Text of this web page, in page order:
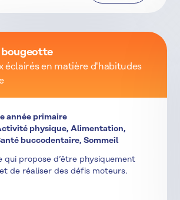
bougeotte
éclairés en matière d'habitudes
année primaire
physique, Alimentation,
buccodentaire, Sommeil
qui propose d’être physiquement
de réaliser des défis moteurs.